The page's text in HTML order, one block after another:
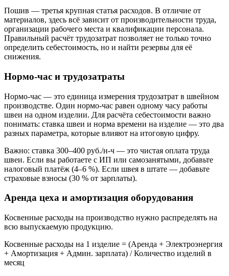
Пошив — третья крупная статья расходов. В отличие от
материалов, здесь всё зависит от производительности труда,
организации рабочего места и квалификации персонала.
Правильный расчёт трудозатрат позволяет не только точно
определить себестоимость, но и найти резервы для её
снижения.
Нормо-час и трудозатраты
Нормо-час — это единица измерения трудозатрат в швейном
производстве. Один нормо-час равен одному часу работы
швеи на одном изделии. Для расчёта себестоимости важно
понимать: ставка швеи и норма времени на изделие — это два
разных параметра, которые влияют на итоговую цифру.
Важно: ставка 300–400 руб./н-ч — это чистая оплата труда
швеи. Если вы работаете с ИП или самозанятыми, добавьте
налоговый платёж (4–6 %). Если швея в штате — добавьте
страховые взносы (30 % от зарплаты).
Аренда цеха и амортизация оборудования
Косвенные расходы на производство нужно распределять на
всю выпускаемую продукцию.
Косвенные расходы на 1 изделие = (Аренда + Электроэнергия
+ Амортизация + Админ. зарплата) / Количество изделий в
месяц